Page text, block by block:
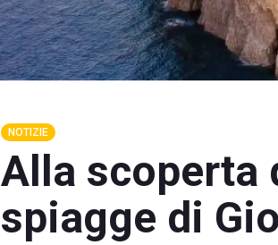
NOTIZIE
Alla scoperta
spiagge di